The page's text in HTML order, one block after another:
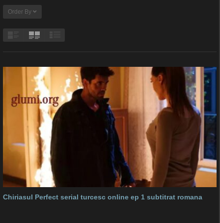
Order By
Chiriasul Perfect serial turcesc online ep 1 subtitrat romana